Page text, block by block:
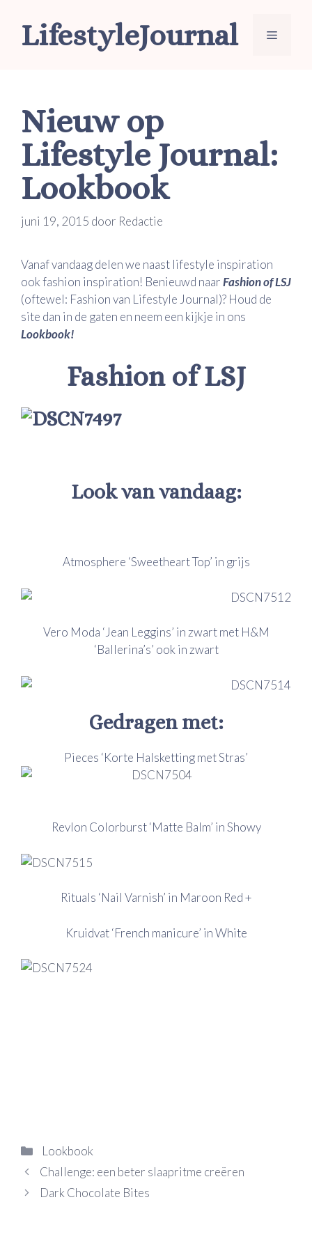
LifestyleJournal Menu
Nieuw op
Lifestyle Journal:
Lookbook
juni 19, 2015 door Redactie
Vanaf vandaag delen we naast lifestyle inspiration
ook fashion inspiration! Benieuwd naarFashion of LSJ
(oftewel: Fashion van Lifestyle Journal)? Houd de
site dan in de gaten en neem een kijkje in ons
Lookbook!
Fashion of LSJ
Look van vandaag:
Atmosphere ‘Sweetheart Top’ in grijs
Vero Moda ‘Jean Leggins’ in zwart met H&M
‘Ballerina’s’ ook in zwart
Gedragen met:
Pieces ‘Korte Halsketting met Stras’
Revlon Colorburst ‘Matte Balm’ in Showy
Rituals ‘Nail Varnish’ in Maroon Red +
Kruidvat ‘French manicure’ in White
Categorieën
Lookbook
Challenge: een beter slaapritme creëren
Dark Chocolate Bites